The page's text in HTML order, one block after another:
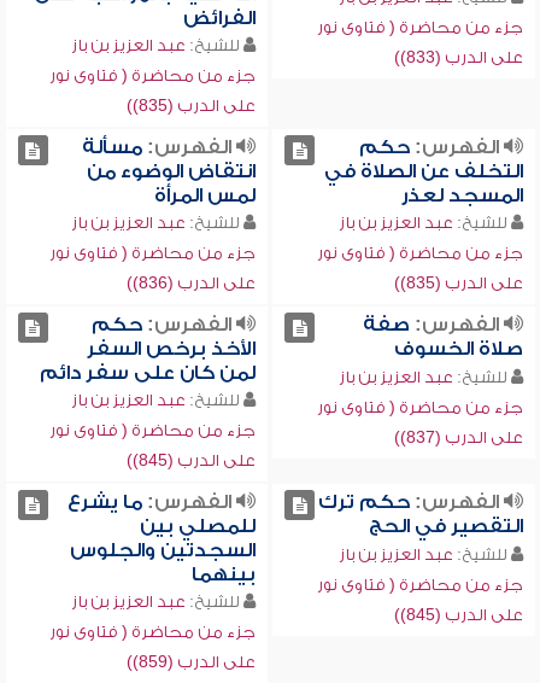
جزء من محاضرة ( فتاوى نور
على الدرب (833))
الفرائض
للشيخ: عبد العزيز بن باز
جزء من محاضرة ( فتاوى نور
على الدرب (835))
الفهرس:حكم
التخلف عن الصلاة في
المسجد لعذر
للشيخ: عبد العزيز بن باز
جزء من محاضرة ( فتاوى نور
على الدرب (835))
الفهرس:مسألة
انتقاض الوضوء من
لمس المرأة
للشيخ: عبد العزيز بن باز
جزء من محاضرة ( فتاوى نور
على الدرب (836))
الفهرس: صفة
صلاة الخسوف
للشيخ: عبد العزيز بن باز
جزء من محاضرة ( فتاوى نور
على الدرب (837))
الفهرس:حكم
الأخذ برخص السفر
لمن كان على سفر دائم
للشيخ: عبد العزيز بن باز
جزء من محاضرة ( فتاوى نور
على الدرب (845))
الفهرس:حكم ترك
التقصير في الحج
للشيخ: عبد العزيز بن باز
جزء من محاضرة ( فتاوى نور
على الدرب (845))
الفهرس:ما يشرع
للمصلي بين
السجدتين والجلوس
بينهما
للشيخ: عبد العزيز بن باز
جزء من محاضرة ( فتاوى نور
على الدرب (859))